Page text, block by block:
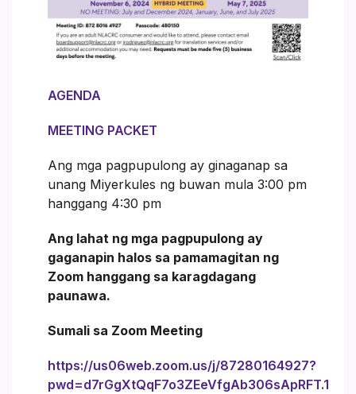
AGENDA
MEETING PACKET
Ang mga pagpupulong ay ginaganap sa
unang Miyerkules ng buwan mula 3:00 pm
hanggang 4:30 pm
Ang lahat ng mga pagpupulong ay
gaganapin halos sa pamamagitan ng
Zoom hanggang sa karagdagang
paunawa.
Sumali sa Zoom Meeting
https://us06web.zoom.us/j/87280164927?
pwd=d7rGgXtQqF7o3ZEeVfgAb306sApRFT.1